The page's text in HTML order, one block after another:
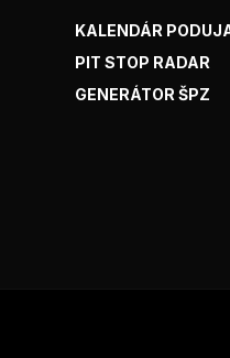
KALENDÁR
PIT STOP RADAR
GENERÁTOR ŠPZ